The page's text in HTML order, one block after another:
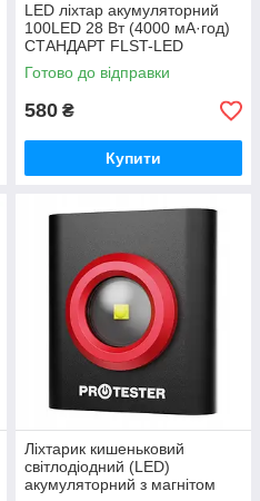
LED ліхтар акумуляторний
100LED 28 Вт (4000 мА·год)
СТАНДАРТ FLST-LED
Готово до відправки
580 ₴
Купити
Ліхтарик кишеньковий
світлодіодний (LED)
акумуляторний з магнітом